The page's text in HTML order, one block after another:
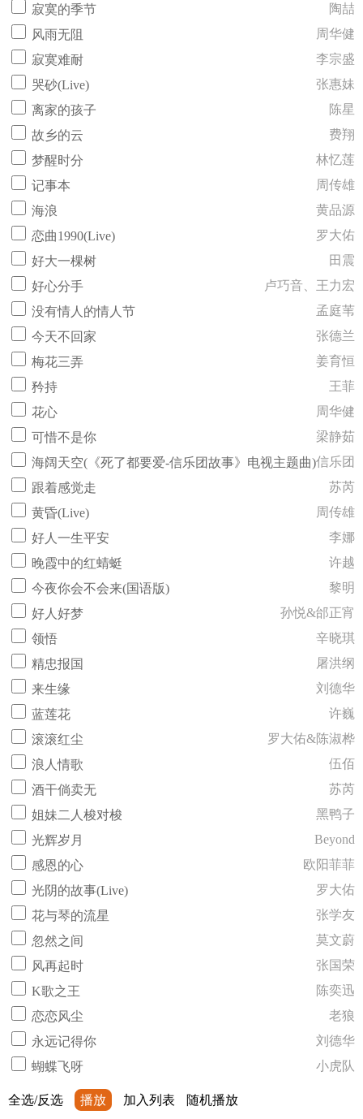
寂寞的季节
陶喆
风雨无阻
周华健
寂寞难耐
李宗盛
哭砂(Live)
张惠妹
离家的孩子
陈星
故乡的云
费翔
梦醒时分
林忆莲
记事本
周传雄
海浪
黄品源
恋曲1990(Live)
罗大佑
好大一棵树
田震
好心分手
卢巧音、王力宏
没有情人的情人节
孟庭苇
今天不回家
张德兰
梅花三弄
姜育恒
矜持
王菲
花心
周华健
可惜不是你
梁静茹
海阔天空(《死了都要爱-信乐团故事》电视主题曲)信乐团
跟着感觉走
苏芮
黄昏(Live)
周传雄
好人一生平安
李娜
晚霞中的红蜻蜓
许越
今夜你会不会来(国语版)
黎明
好人好梦
孙悦&邰正宵
领悟
辛晓琪
精忠报国
屠洪纲
来生缘
刘德华
蓝莲花
许巍
滚滚红尘
罗大佑&陈淑桦
浪人情歌
伍佰
酒干倘卖无
苏芮
姐妹二人梭对梭
黑鸭子
光辉岁月
Beyond
感恩的心
欧阳菲菲
光阴的故事(Live)
罗大佑
花与琴的流星
张学友
忽然之间
莫文蔚
风再起时
张国荣
K歌之王
陈奕迅
恋恋风尘
老狼
永远记得你
刘德华
蝴蝶飞呀
小虎队
全选/反选 播放 加入列表 随机播放